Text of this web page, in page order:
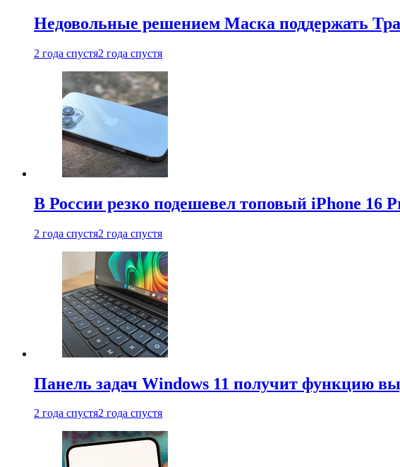
Недовольные решением Маска поддержать
2 года спустя2 года спустя
В России резко подешевел топовый iPhone 16
2 года спустя2 года спустя
Панель задач Windows 11 получит функцию
2 года спустя2 года спустя